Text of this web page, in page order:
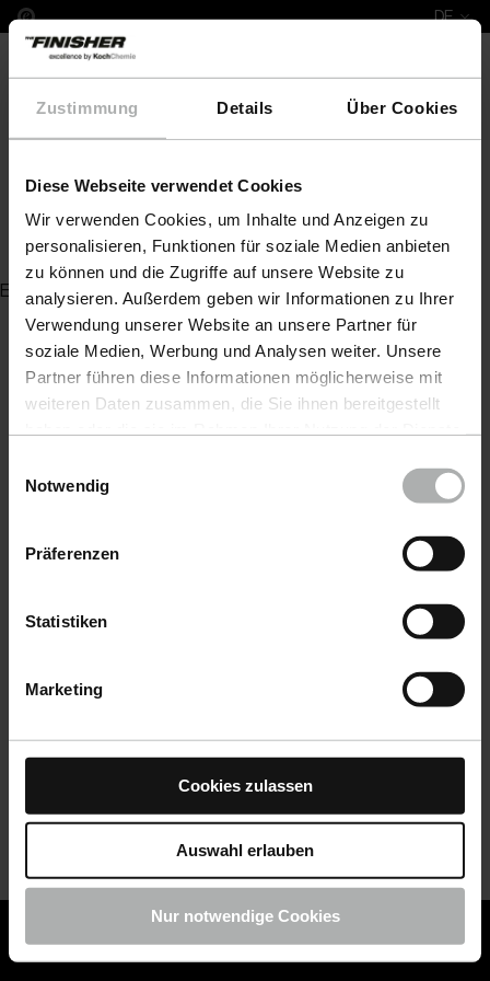
Zustimmung Details Über Cookies
Diese Webseite verwendet Cookies
Wir verwenden Cookies, um Inhalte und Anzeigen zu
personalisieren, Funktionen für soziale Medien anbieten
zu können und die Zugriffe auf unsere Website zu
analysieren. Außerdem geben wir Informationen zu Ihrer
Verwendung unserer Website an unsere Partner für
soziale Medien, Werbung und Analysen weiter. Unsere
Partner führen diese Informationen möglicherweise mit
weiteren Daten zusammen, die Sie ihnen bereitgestellt
Einstellungen zu den Cookies finden Sie unter
Notwendig
Präferenzen
Statistiken
Marketing
Cookies zulassen
Auswahl erlauben
Nur notwendige Cookies
DE
COLOURLOCK ist jetzt Teil von KochChemie -
COLOURLOCK Produkte shoppen
COLOURLOCK Leather Colour metallic effect silver
Zurück zur Artikelübersicht
Es wurde kein Artikel zu Ihrer Anfrage gefunden